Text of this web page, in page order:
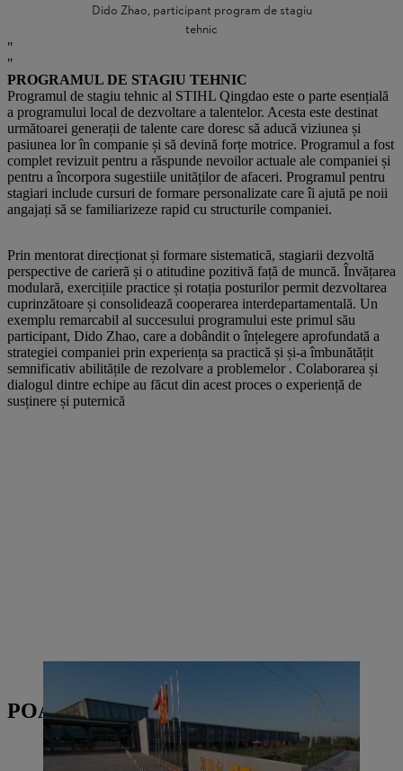
Dido Zhao, participant program de stagiu
tehnic
PROGRAMUL DE STAGIU TEHNIC
Programul de stagiu tehnic al STIHL Qingdao este o parte esențială
a programului local de dezvoltare a talentelor. Acesta este destinat
următoarei generații de talente care doresc să aducă viziunea și
pasiunea lor în companie și să devină forțe motrice. Programul a fost
complet revizuit pentru a răspunde nevoilor actuale ale companiei și
pentru a încorpora sugestiile unităților de afaceri. Programul pentru
stagiari include cursuri de formare personalizate care îi ajută pe noii
angajați să se familiarizeze rapid cu structurile companiei.
Prin mentorat direcționat și formare sistematică, stagiarii dezvoltă
perspective de carieră și o atitudine pozitivă față de muncă. Învățarea
modulară, exercițiile practice și rotația posturilor permit dezvoltarea
cuprinzătoare și consolidează cooperarea interdepartamentală. Un
exemplu remarcabil al succesului programului este primul său
participant, Dido Zhao, care a dobândit o înțelegere aprofundată a
strategiei companiei prin experiența sa practică și și-a îmbunătățit
semnificativ abilitățile de rezolvare a problemelor . Colaborarea și
dialogul dintre echipe au făcut din acest proces o experiență de
susținere și puternică
Clădirea STIHL Qingdao din China | Foto: STIHL
POATE FI INTERESAT ȘI DE